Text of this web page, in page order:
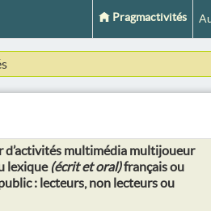
Pragmactivités
d’activités multimédia multijoueur
lexique (écrit et oral)français ou
: lecteurs, non lecteurs ou